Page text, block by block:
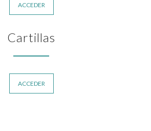
ACCEDER
Cartillas
ACCEDER